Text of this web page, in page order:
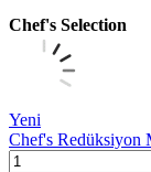
Chef's Selection
Yeni
Chef's Redüksiyon